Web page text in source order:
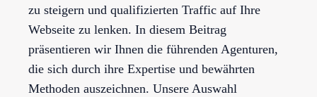
zu steigern und qualifizierten Traffic auf Ihre
Webseite zu lenken. In diesem Beitrag
präsentieren wir Ihnen die führenden Agenturen,
die sich durch ihre Expertise und bewährten
Methoden auszeichnen. Unsere Auswahl